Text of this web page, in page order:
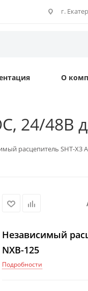
г.
О
24/48В
расцепитель SHT-X3
Независимый
NXB-125
Подробности